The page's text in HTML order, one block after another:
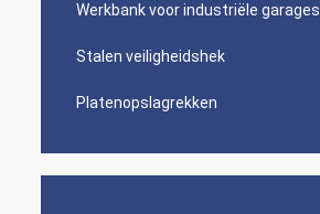
Werkbank voor industriële garages
Stalen veiligheidshek
Platenopslagrekken